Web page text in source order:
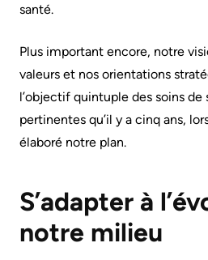
for
santé.
Plus important encore, notre
valeurs et nos orientations
l’objectif quintuple des soins de
pertinentes qu’il y a cinq ans,
élaboré notre plan.
S’adapter à
notre milieu